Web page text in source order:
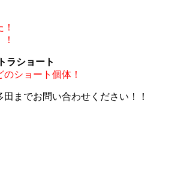
ラショート
ショート個体！
までお問い合わせください！！